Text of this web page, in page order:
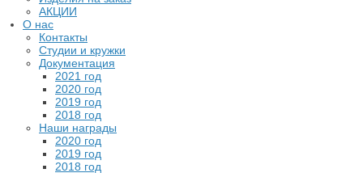
АКЦИИ
О нас
Контакты
Студии и кружки
Документация
2021 год
2020 год
2019 год
2018 год
Наши награды
2020 год
2019 год
2018 год